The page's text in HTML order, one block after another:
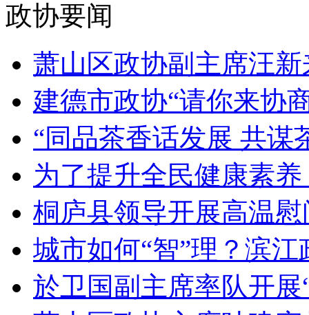
政协要闻
萧山区政协副主席汪
建德市政协“请你来协
“同品茶香话发展 共
为了提升全民健康素
桐庐县领导开展高温
城市如何“智”理？滨
於卫国副主席率队开